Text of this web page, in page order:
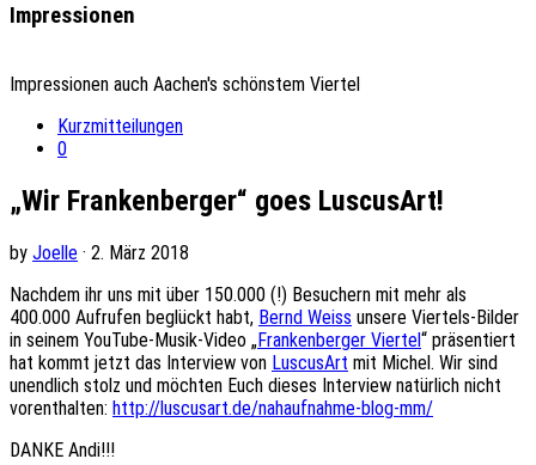
Impressionen
Impressionen auch Aachen's schönstem Viertel
Kurzmitteilungen
0
„Wir Frankenberger“ goes LuscusArt!
by Joelle · 2. März 2018
Nachdem ihr uns mit über 150.000 (!) Besuchern mit mehr als
400.000 Aufrufen beglückt habt, Bernd Weiss unsere Viertels-Bilder
in seinem YouTube-Musik-Video „Frankenberger Viertel“ präsentiert
hat kommt jetzt das Interview von LuscusArt mit Michel. Wir sind
unendlich stolz und möchten Euch dieses Interview natürlich nicht
vorenthalten: http://luscusart.de/nahaufnahme-blog-mm/
DANKE Andi!!!